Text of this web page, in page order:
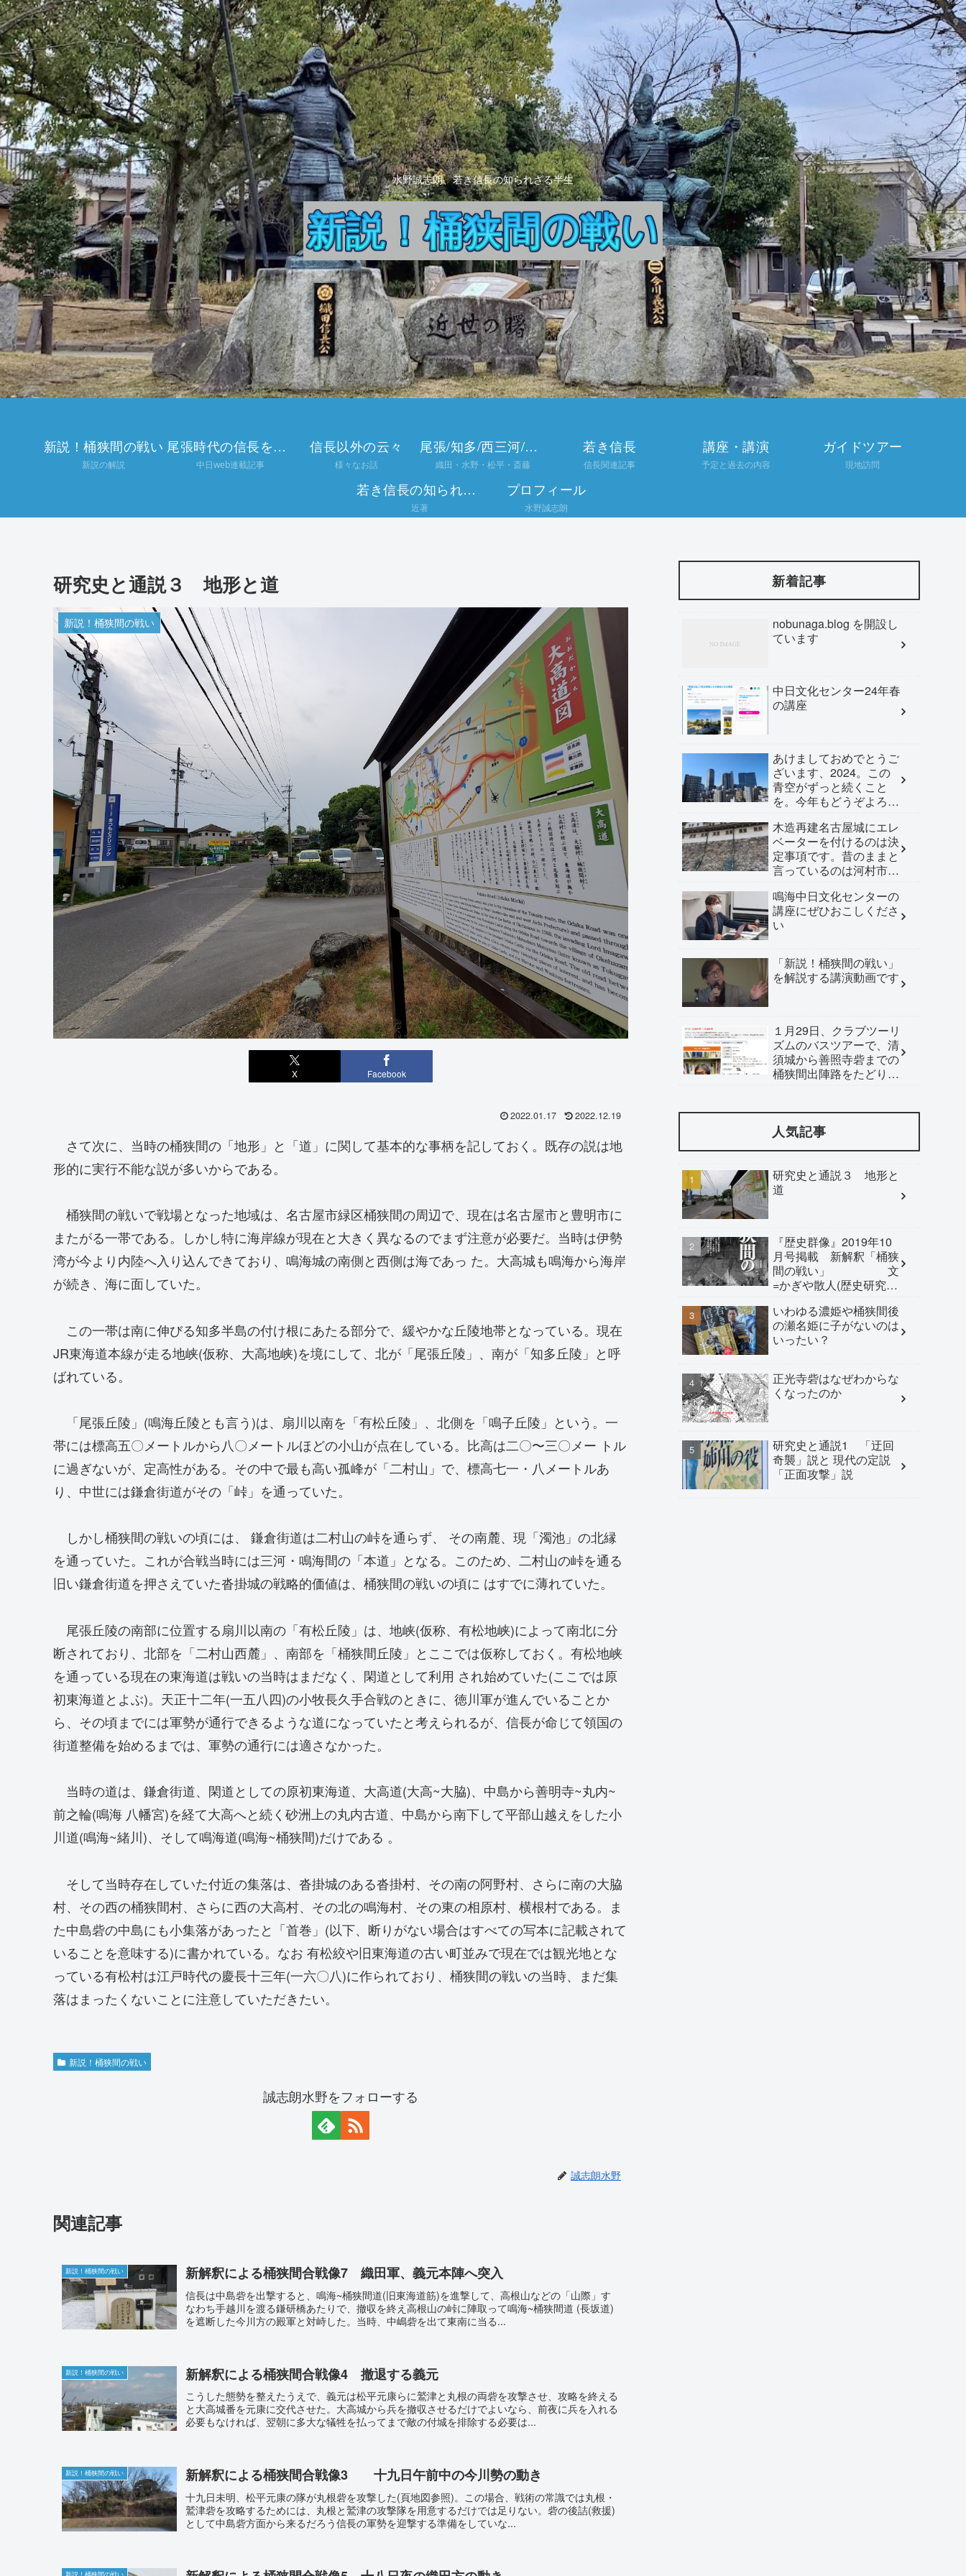
水野誠志朗、若き信長の知られざる半生
新説！桶狭間の戦い
新説の解説
尾張時代の信長を巡る
中日web連載記事
信長以外の云々
様々なお話
尾張/知多/西三河/美濃
織田・水野・松平・斎藤
若き信長
信長関連記事
講座・講演
予定と過去の内容
ガイドツアー
現地訪問
若き信長の知られざる半生
近著
プロフィール
水野誠志朗
研究史と通説３ 地形と道
新説！桶狭間の戦い
X Facebook
2022.01.17 2022.12.19
さて次に、当時の桶狭間の「地形」と「道」に関して基本的な事柄を記しておく。既存の説は地
形的に実行不能な説が多いからである。
桶狭間の戦いで戦場となった地域は、名古屋市緑区桶狭間の周辺で、現在は名古屋市と豊明市に
またがる一帯である。しかし特に海岸線が現在と大きく異なるのでまず注意が必要だ。当時は伊勢
湾が今より内陸へ入り込んできており、鳴海城の南側と西側は海であっ た。大高城も鳴海から海岸
が続き、海に面していた。
この一帯は南に伸びる知多半島の付け根にあたる部分で、緩やかな丘陵地帯となっている。現在
JR東海道本線が走る地峡(仮称、大高地峡)を境にして、北が「尾張丘陵」、南が「知多丘陵」と呼
ばれている。
「尾張丘陵」(鳴海丘陵とも言う)は、扇川以南を「有松丘陵」、北側を「鳴子丘陵」という。一
帯には標高五〇メートルから八〇メートルほどの小山が点在している。比高は二〇〜三〇メー トル
に過ぎないが、定高性がある。その中で最も高い孤峰が「二村山」で、標高七一・八メートルあ
り、中世には鎌倉街道がその「峠」を通っていた。
しかし桶狭間の戦いの頃には、 鎌倉街道は二村山の峠を通らず、 その南麓、現「濁池」の北縁
を通っていた。これが合戦当時には三河・鳴海間の「本道」となる。このため、二村山の峠を通る
旧い鎌倉街道を押さえていた沓掛城の戦略的価値は、桶狭間の戦いの頃に はすでに薄れていた。
尾張丘陵の南部に位置する扇川以南の「有松丘陵」は、地峡(仮称、有松地峡)によって南北に分
断されており、北部を「二村山西麓」、南部を「桶狭間丘陵」とここでは仮称しておく。有松地峡
を通っている現在の東海道は戦いの当時はまだなく、閑道として利用 され始めていた(ここでは原
初東海道とよぶ)。天正十二年(一五八四)の小牧長久手合戦のときに、徳川軍が進んでいることか
ら、その頃までには軍勢が通行できるような道になっていたと考えられるが、信長が命じて領国の
街道整備を始めるまでは、軍勢の通行には適さなかった。
当時の道は、鎌倉街道、閑道としての原初東海道、大高道(大高~大脇)、中島から善明寺~丸内~
前之輪(鳴海 八幡宮)を経て大高へと続く砂洲上の丸内古道、中島から南下して平部山越えをした小
川道(鳴海~緒川)、そして鳴海道(鳴海~桶狭間)だけである 。
そして当時存在していた付近の集落は、沓掛城のある沓掛村、その南の阿野村、さらに南の大脇
村、その西の桶狭間村、さらに西の大高村、その北の鳴海村、その東の相原村、横根村である。ま
た中島砦の中島にも小集落があったと「首巻」(以下、断りがない場合はすべての写本に記載されて
いることを意味する)に書かれている。なお 有松絞や旧東海道の古い町並みで現在では観光地とな
っている有松村は江戸時代の慶長十三年(一六〇八)に作られており、桶狭間の戦いの当時、まだ集
落はまったくないことに注意していただきたい。
新説！桶狭間の戦い
誠志朗水野をフォローする
誠志朗水野
関連記事
新説！桶狭間の戦い 新解釈による桶狭間合戦像7 織田軍、義元本陣へ突入
信長は中島砦を出撃すると、鳴海~桶狭間道(旧東海道筋)を進撃して、高根山などの「山際」す
なわち手越川を渡る鎌研橋あたりで、撤収を終え高根山の峠に陣取って鳴海~桶狭間道 (長坂道)
を遮断した今川方の殿軍と対峙した。当時、中嶋砦を出て東南に当る...
新説！桶狭間の戦い 新解釈による桶狭間合戦像4 撤退する義元
こうした態勢を整えたうえで、義元は松平元康らに鷲津と丸根の両砦を攻撃させ、攻略を終える
と大高城番を元康に交代させた。大高城から兵を撤収させるだけでよいなら、前夜に兵を入れる
必要もなければ、翌朝に多大な犠牲を払ってまで敵の付城を排除する必要は...
新説！桶狭間の戦い 新解釈による桶狭間合戦像3 十九日午前中の今川勢の動き
十九日未明、松平元康の隊が丸根砦を攻撃した(頁地図参照)。この場合、戦術の常識では丸根・
鷲津砦を攻略するためには、丸根と鷲津の攻撃隊を用意するだけでは足りない。砦の後詰(救援)
として中島砦方面から来るだろう信長の軍勢を迎撃する準備をしていな...
新着記事
nobunaga.blog を開設し
ています
中日文化センター24年春
の講座
あけましておめでとうご
ざいます、2024。この
青空がずっと続くこと
を。今年もどうぞよろし
木造再建名古屋城にエレ
ベーターを付けるのは決
定事項です。昔のままと
言っているのは河村市長
鳴海中日文化センターの
講座にぜひおこしくださ
い
「新説！桶狭間の戦い」
を解説する講演動画です
１月29日、クラブツーリ
ズムのバスツアーで、清
須城から善照寺砦までの
桶狭間出陣路をたどりま
人気記事
研究史と通説３ 地形と
道
『歴史群像』2019年10
月号掲載 新解釈「桶狭
間の戦い」 文
=かぎや散人(歴史研究
(ライター)
いわゆる濃姫や桶狭間後
の瀬名姫に子がないのは
いったい？
正光寺砦はなぜわからな
くなったのか
研究史と通説1 「迂回
奇襲」説と 現代の定説
「正面攻撃」説